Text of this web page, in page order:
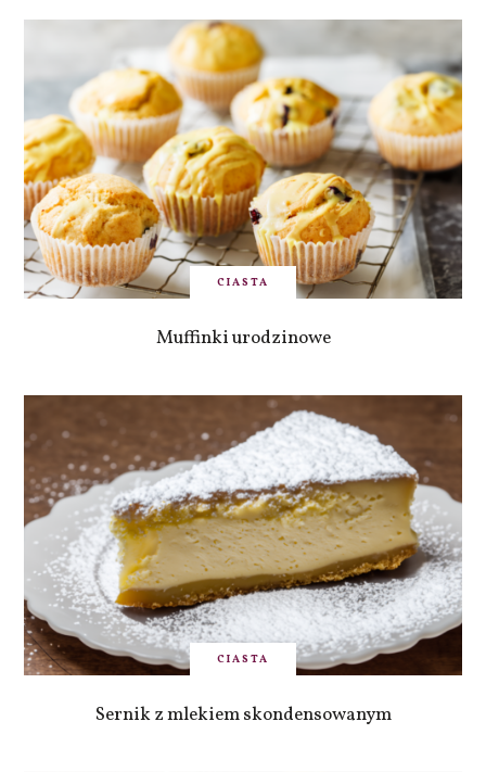
CIASTA
Muffinki urodzinowe
CIASTA
Sernik z mlekiem skondensowanym